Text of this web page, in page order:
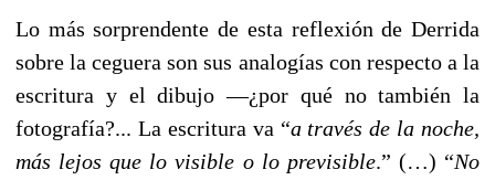
Lo más sorprendente de esta reflexión de Derrida
sobre la ceguera son sus analogías con respecto a la
escritura y el dibujo ––¿por qué no también la
fotografía?... La escritura va “a través de la noche,
más lejos que lo visible o lo previsible.” (…) “No